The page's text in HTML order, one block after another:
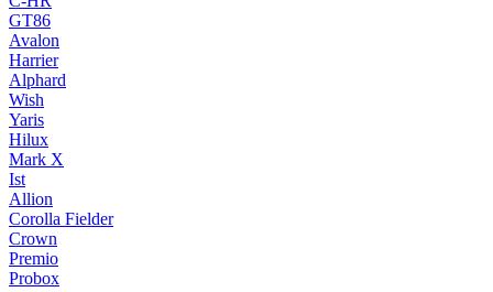
GT86
Avalon
Harrier
Alphard
Wish
Yaris
Hilux
Mark X
Ist
Allion
Corolla Fielder
Crown
Premio
Probox